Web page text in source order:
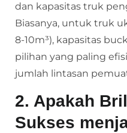
dan kapasitas truk
Biasanya, untuk truk
8-10m³), kapasitas
pilihan yang paling
jumlah lintasan
2. Apakah
Sukses